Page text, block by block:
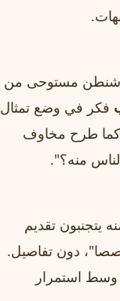
مستوحى من
فكر في وضع تمثال
كما طرح مخاوف
منه؟".
يتجنبون تقديم
عبارات عامة مثل أنه "زار 22 طبيبا متخصصا"، دون تفاصيل.
إلى أن الغموض حول صحته ازداد منذ إصابته بكوفيد-19 عام 2020، وسط استمرار